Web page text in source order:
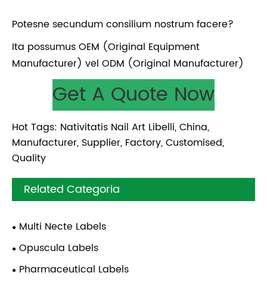
Potesne secundum consilium nostrum facere?
Ita possumus OEM (Original Equipment
Manufacturer) vel ODM (Original Manufacturer)
Get A Quote Now
Hot Tags: Nativitatis Nail Art Libelli, China,
Manufacturer, Supplier, Factory, Customised,
Quality
Related Categoria
Multi Necte Labels
Opuscula Labels
Pharmaceutical Labels